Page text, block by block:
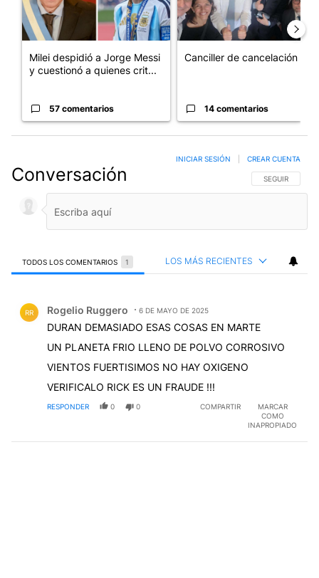
Milei despidió a Jorge Messi
y cuestionó a quienes crit...
57 comentarios
Canciller de cancelación
14 comentarios
Conversación SIGA ESTA
SEGUIR
INICIAR SESIÓN CREAR CUENTA
TODOS LOS COMENTARIOS 1 LOS MÁS RECIENTES
RR Rogelio Ruggero 6 DE MAYO DE 2025
DURAN DEMASIADO ESAS COSAS EN MARTE
UN PLANETA FRIO LLENO DE POLVO CORROSIVO
VIENTOS FUERTISIMOS NO HAY OXIGENO
VERIFICALO RICK ES UN FRAUDE !!!
RESPONDER 0 0 COMPARTIR
MARCAR
COMO
INAPROPIADO